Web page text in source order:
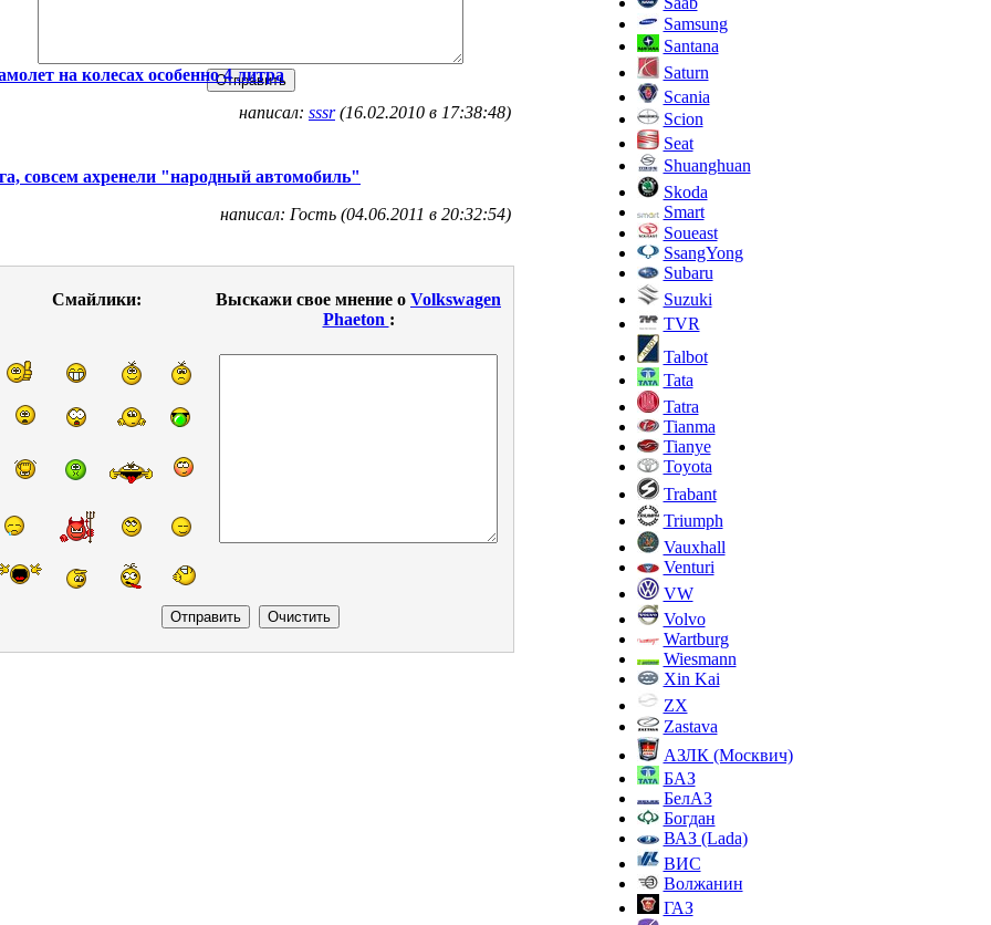
на колесах особенно 4 литра
написал: sssr(16.02.2010 в 17:38:48)
совсем ахренели "народный автомобиль"
написал: Гость (04.06.2011 в 20:32:54)
Смайлики: Выскажи свое мнение о Volkswagen
Phaeton :
Samsung
Santana
Saturn
Scania
Scion
Seat
Shuanghuan
Skoda
Smart
Soueast
SsangYong
Subaru
Suzuki
TVR
Talbot
Tata
Tatra
Tianma
Tianye
Toyota
Trabant
Triumph
Vauxhall
Venturi
VW
Volvo
Wartburg
Wiesmann
Xin Kai
ZX
Zastava
АЗЛК (Москвич)
БАЗ
БелАЗ
Богдан
ВАЗ (Lada)
ВИС
Волжанин
ГАЗ